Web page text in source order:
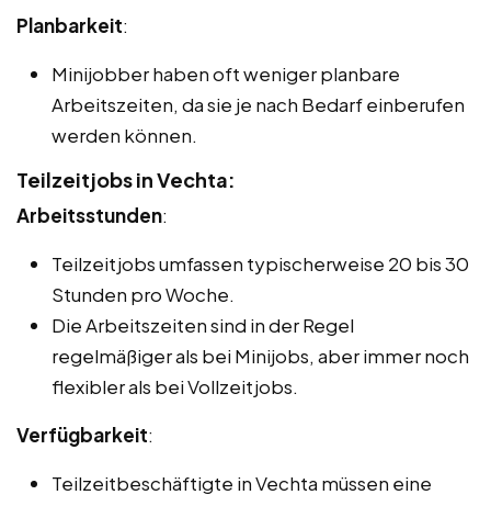
Planbarkeit:
Minijobber haben oft weniger planbare
Arbeitszeiten, da sie je nach Bedarf einberufen
werden können.
Teilzeitjobs in Vechta:
Arbeitsstunden:
Teilzeitjobs umfassen typischerweise 20 bis 30
Stunden pro Woche.
Die Arbeitszeiten sind in der Regel
regelmäßiger als bei Minijobs, aber immer noch
flexibler als bei Vollzeitjobs.
Verfügbarkeit:
Teilzeitbeschäftigte in Vechta müssen eine